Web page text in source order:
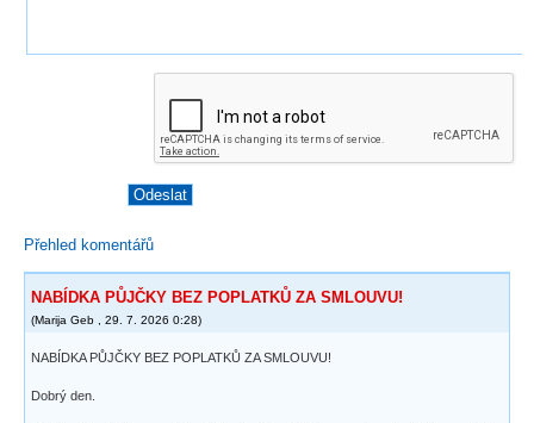
Přehled komentářů
NABÍDKA PŮJČKY BEZ POPLATKŮ ZA SMLOUVU!
(Marija Geb 29. 7. 2026 0:28)
NABÍDKA PŮJČKY BEZ POPLATKŮ ZA SMLOUVU!
Dobrý den.